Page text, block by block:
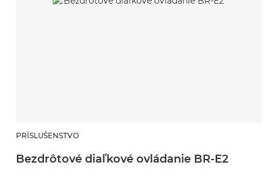
PRÍSLUŠENSTVO
Bezdrôtové diaľkové ovládanie BR-E2